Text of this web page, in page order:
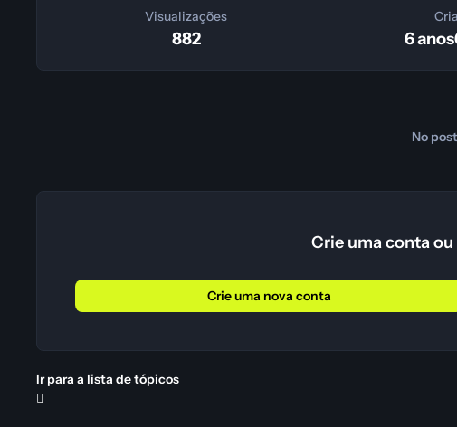
Visualizações
882 6 anos
No
Crie uma conta
Crie uma nova conta
Ir para a lista de tópicos